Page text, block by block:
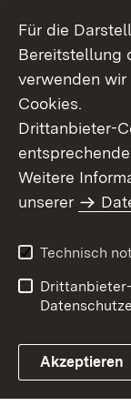
Für die
Bereitstellung
verwenden
Cookies.
Drittanbieter-
Weitere
unserer
Technisch
Akzeptieren